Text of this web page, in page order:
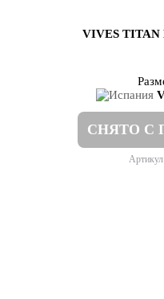
VIVES TITAN
СНЯТО С